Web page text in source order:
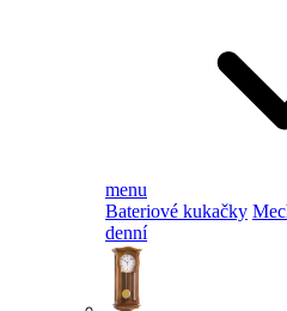
menu
Bateriové kukačky
denní